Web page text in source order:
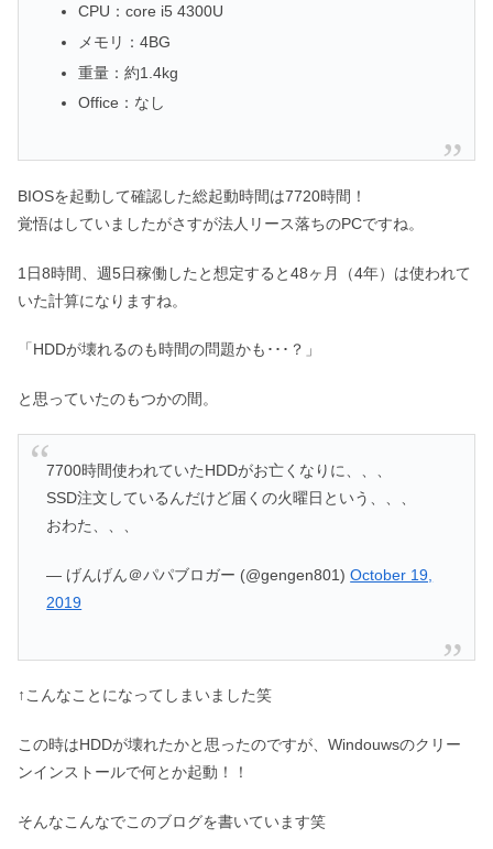
CPU：core i5 4300U
メモリ：4BG
重量：約1.4kg
Office：なし
BIOSを起動して確認した総起動時間は7720時間！
覚悟はしていましたがさすが法人リース落ちのPCですね。
1日8時間、週5日稼働したと想定すると48ヶ月（4年）は使われて
いた計算になりますね。
「HDDが壊れるのも時間の問題かも･･･？」
と思っていたのもつかの間。
7700時間使われていたHDDがお亡くなりに、、、
SSD注文しているんだけど届くの火曜日という、、、
おわた、、、
— げんげん＠パパブロガー (@gengen801)October 19,
2019
↑こんなことになってしまいました笑
この時はHDDが壊れたかと思ったのですが、Windouwsのクリー
ンインストールで何とか起動！！
そんなこんなでこのブログを書いています笑